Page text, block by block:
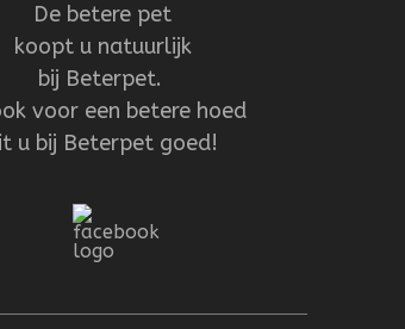
De betere pet
koopt u natuurlijk
bij Beterpet.
voor een betere hoed
u bij Beterpet goed!